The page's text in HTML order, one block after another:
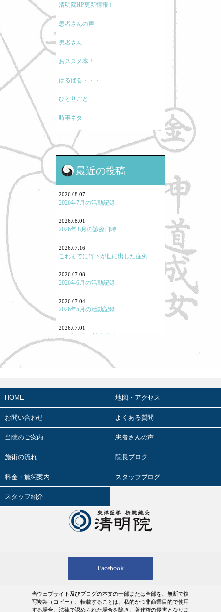
清明院HP更新情報！
患者さんの声
患者さん
おススメ本！
はるばる・・・
ひとりごと
時事ネタ
モノの考え方
現代医療に関して
鍼灸と保険・業界のお話
鍼灸学校、鍼灸学生に関して
よくある病気・症状
養生
「怒り方」の大事
｢泣く｣とはどういうことか
東洋医学あれこれ
重症・難病と東洋医学
婦人科疾患と東洋医学
小児科疾患と東洋医学
花粉症と東洋医学
疲労と東洋医学
腰痛と東洋医学
季節・天候と東洋医学
最近の投稿
2026.08.07
2026年7月の活動記録
2026.08.01
2026年 8月の診療日時
2026.07.16
これまでに竹下が世に出した症例
2026.07.08
2026年6月の活動記録
2026.07.04
2026年5月の活動記録
2026.07.01
2026年 7月の診療日時
2026年 6月の診療日時
2026年4月の活動記録
2026.05.02
2026年 5月の診療日時
4.12（日）、講演やります！！
2026.03.27
2026.03.24
2026年2月の活動記録
2026.02.01
2026年 2月の診療日時
HOME 地図・アクセス
お問い合わせ よくある質問
当院のご案内 患者さんの声
施術の流れ 院長ブログ
料金・施術案内 スタッフブログ
スタッフ紹介
Facebook
当ウェブサイト及びブログの本文の一部または全部を、無断で複
写複製（コピー）、転載することは、私的かつ非商業目的で使用
する場合、法律で認められた場合を除き、著作権の侵害となりま